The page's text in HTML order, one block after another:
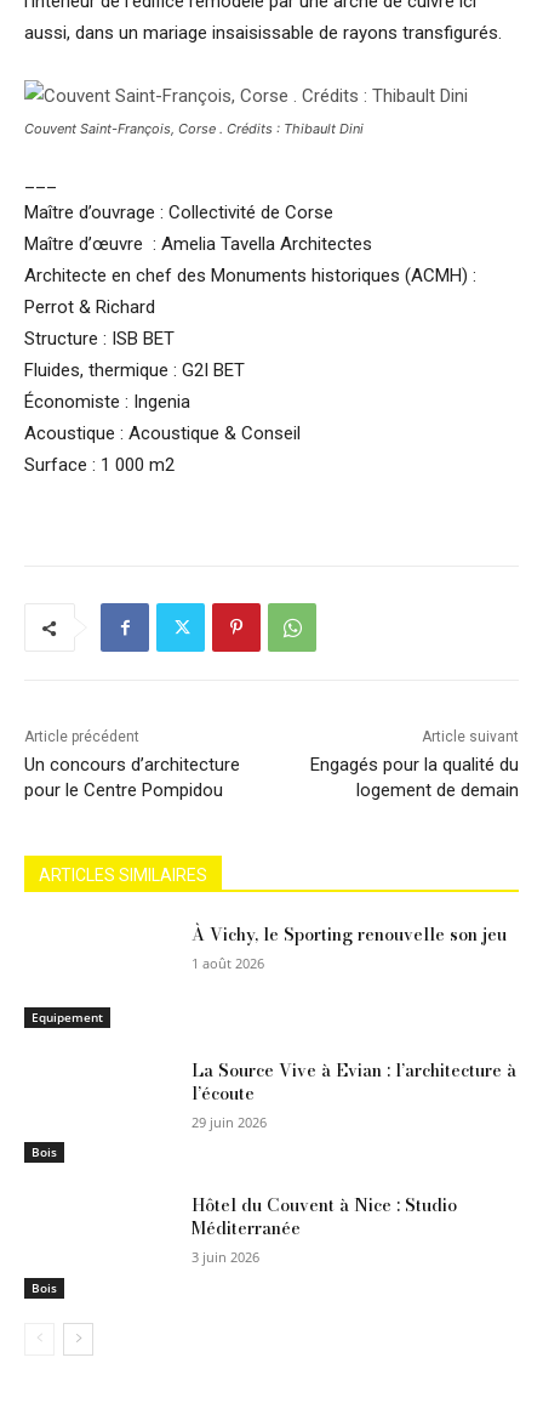
aussi, dans un mariage insaisissable de rayons transfigurés.
Couvent Saint-François, Corse . Crédits : Thibault Dini
Maître d’ouvrage : Collectivité de Corse
Maître d’œuvre : Amelia Tavella Architectes
Architecte en chef des Monuments historiques (ACMH) :
Perrot & Richard
Structure : ISB BET
Fluides, thermique : G2I BET
Économiste : Ingenia
Acoustique : Acoustique & Conseil
Surface : 1 000 m2
Article précédent
Un concours d’architecture
pour le Centre Pompidou
Article suivant
Engagés pour la qualité du
logement de demain
ARTICLES SIMILAIRES
Equipement
À Vichy, le Sporting renouvelle son jeu
1 août 2026
Bois
La Source Vive à Evian : l’architecture à
l’écoute
29 juin 2026
Bois
Hôtel du Couvent à Nice : Studio
Méditerranée
3 juin 2026